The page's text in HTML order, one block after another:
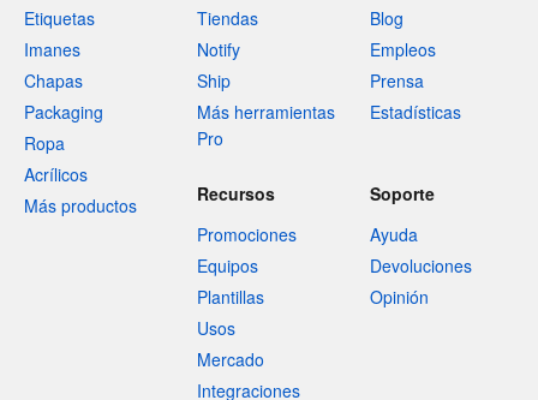
Etiquetas
Imanes
Chapas
Packaging
Ropa
Acrílicos
Más productos
Tiendas
Notify
Ship
Más herramientas
Pro
Blog
Empleos
Prensa
Estadísticas
Recursos
Promociones
Equipos
Plantillas
Usos
Mercado
Integraciones
Soporte
Ayuda
Devoluciones
Opinión